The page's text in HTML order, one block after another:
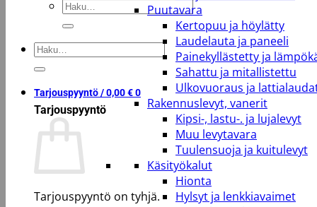
Etsi:
Etsi:
Tarjouspyyntö /0,00€0
Tarjouspyyntö
Tarjouspyyntö on tyhjä.
Puutavara
Kertopuu ja höylätty
Laudelauta ja paneeli
Painekyllästetty ja
Sahattu ja mitallistettu
Ulkovuoraus ja
Rakennuslevyt, vanerit
Kipsi-, lastu-. ja lujalevyt
Muu levytavara
Tuulensuoja ja kuitulevyt
Käsityökalut
Hionta
Hylsyt ja lenkkiavaimet